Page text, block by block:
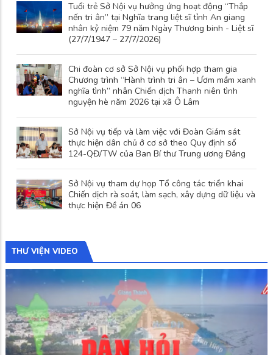
Tuổi trẻ Sở Nội vụ hưởng ứng hoạt động “Thắp
nến tri ân” tại Nghĩa trang liệt sĩ tỉnh An giang
nhân kỷ niệm 79 năm Ngày Thương binh - Liệt sĩ
(27/7/1947 – 27/7/2026)
Chi đoàn cơ sở Sở Nội vụ phối hợp tham gia
Chương trình “Hành trình tri ân – Ươm mầm xanh
nghĩa tình” nhân Chiến dịch Thanh niên tình
nguyện hè năm 2026 tại xã Ô Lâm
Sở Nội vụ tiếp và làm việc với Đoàn Giám sát
thực hiện dân chủ ở cơ sở theo Quy định số
124-QĐ/TW của Ban Bí thư Trung ương Đảng
Sở Nội vụ tham dự họp Tổ công tác triển khai
Chiến dịch rà soát, làm sạch, xây dựng dữ liệu và
thực hiện Đề án 06
THƯ VIỆN VIDEO